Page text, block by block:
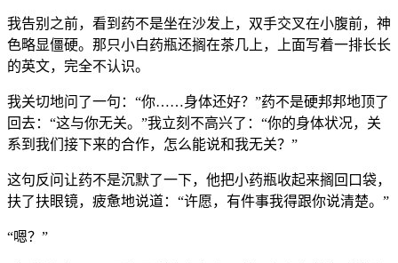
我告别之前，看到药不是坐在沙发上，双手交叉在小腹前，神
色略显僵硬。那只小白药瓶还搁在茶几上，上面写着一排长长
的英文，完全不认识。
我关切地问了一句：“你……身体还好？”药不是硬邦邦地顶了
回去：“这与你无关。”我立刻不高兴了：“你的身体状况，关
系到我们接下来的合作，怎么能说和我无关？”
这句反问让药不是沉默了一下，他把小药瓶收起来搁回口袋，
扶了扶眼镜，疲惫地说道：“许愿，有件事我得跟你说清楚。”
“嗯？”